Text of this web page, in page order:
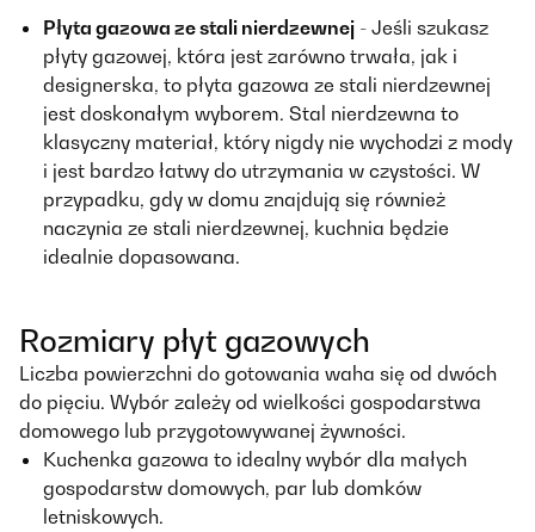
Płyta gazowa ze stali nierdzewnej - Jeśli szukasz
płyty gazowej, która jest zarówno trwała, jak i
designerska, to płyta gazowa ze stali nierdzewnej
jest doskonałym wyborem. Stal nierdzewna to
klasyczny materiał, który nigdy nie wychodzi z mody
i jest bardzo łatwy do utrzymania w czystości. W
przypadku, gdy w domu znajdują się również
naczynia ze stali nierdzewnej, kuchnia będzie
idealnie dopasowana.
Rozmiary płyt gazowych
Liczba powierzchni do gotowania waha się od dwóch
do pięciu. Wybór zależy od wielkości gospodarstwa
domowego lub przygotowywanej żywności.
Kuchenka gazowa to idealny wybór dla małych
gospodarstw domowych, par lub domków
letniskowych.